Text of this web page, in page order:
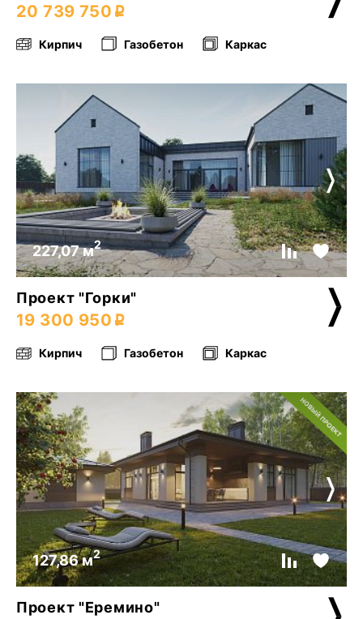
20 739 750
Кирпич Газобетон Каркас
227,07 м2
Проект "Горки"
19 300 950
Кирпич Газобетон Каркас
127,86 м2
Проект "Еремино"